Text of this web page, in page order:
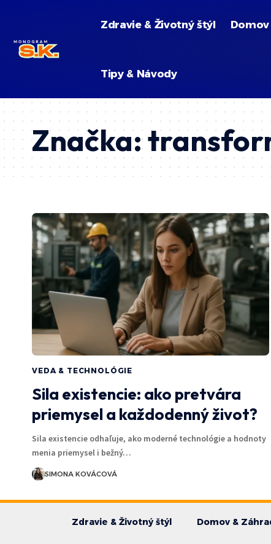
Zdravie & Životný štýl
Tipy & Návody
Značka:
VEDA & TECHNOLÓGIE
Sila existencie: ako pretvára
priemysel a každodenný život?
Sila existencie odhaľuje, ako moderné technológie a hodnoty
menia priemysel i bežný…
SIMONA KOVÁCOVÁ
Zdravie & Životný štýl Domov &